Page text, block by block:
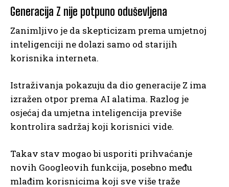
Generacija Z nije potpuno oduševljena
Zanimljivo je da skepticizam prema umjetnoj
inteligenciji ne dolazi samo od starijih
korisnika interneta.
Istraživanja pokazuju da dio generacije Z ima
izražen otpor prema AI alatima. Razlog je
osjećaj da umjetna inteligencija previše
kontrolira sadržaj koji korisnici vide.
Takav stav mogao bi usporiti prihvaćanje
novih Googleovih funkcija, posebno među
mlađim korisnicima koji sve više traže